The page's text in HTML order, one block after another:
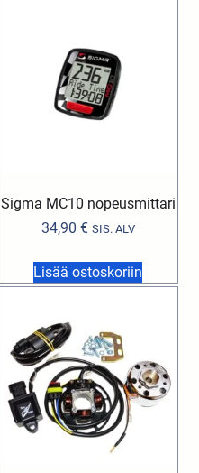
Sigma MC10 nopeusmittari
34,90 € SIS. ALV
Lisää ostoskoriin